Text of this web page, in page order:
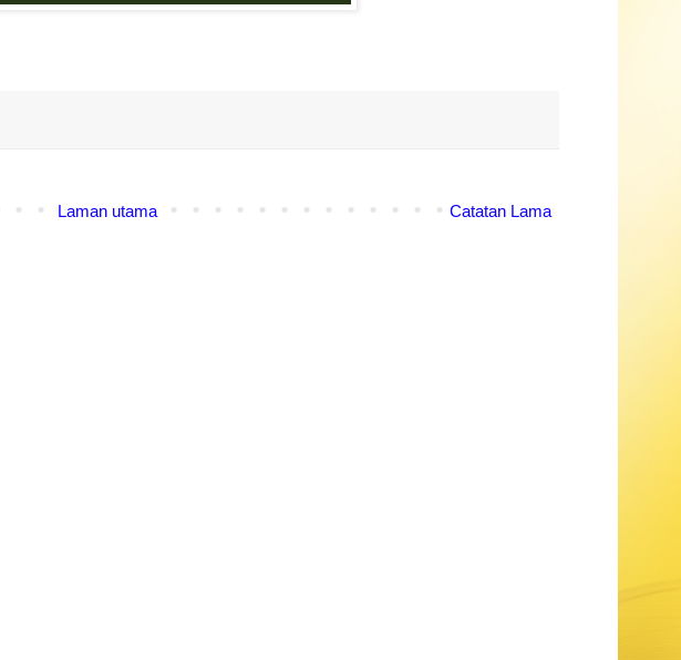
Catatan Lama
Laman utama